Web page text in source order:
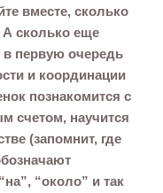
вместе, сколько
А сколько еще
в первую очередь
и координации
познакомится с
счетом, научится
(запомнит, где
“около” и так